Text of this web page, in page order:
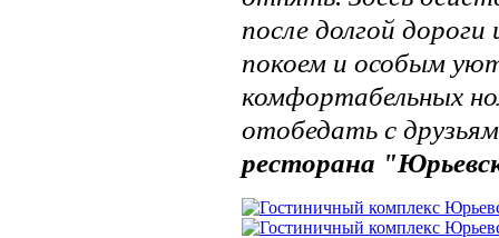
после долгой
покоем и особым
комфортабельных
отобедать с
ресторана